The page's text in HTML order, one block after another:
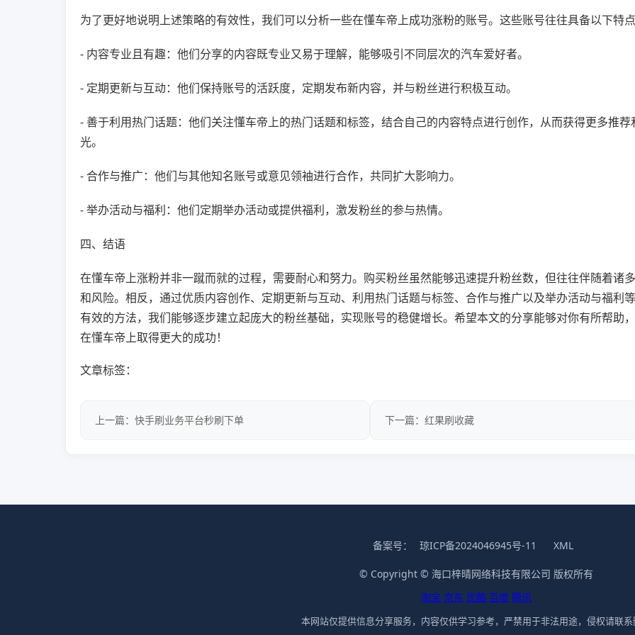
为了更好地说明上述策略的有效性，我们可以分析一些在懂车帝上成功涨粉的账号。这些账号往往具备以下特点
- 内容专业且有趣：他们分享的内容既专业又易于理解，能够吸引不同层次的汽车爱好者。
- 定期更新与互动：他们保持账号的活跃度，定期发布新内容，并与粉丝进行积极互动。
- 善于利用热门话题：他们关注懂车帝上的热门话题和标签，结合自己的内容特点进行创作，从而获得更多推荐
光。
- 合作与推广：他们与其他知名账号或意见领袖进行合作，共同扩大影响力。
- 举办活动与福利：他们定期举办活动或提供福利，激发粉丝的参与热情。
四、结语
在懂车帝上涨粉并非一蹴而就的过程，需要耐心和努力。购买粉丝虽然能够迅速提升粉丝数，但往往伴随着诸
和风险。相反，通过优质内容创作、定期更新与互动、利用热门话题与标签、合作与推广以及举办活动与福利
有效的方法，我们能够逐步建立起庞大的粉丝基础，实现账号的稳健增长。希望本文的分享能够对你有所帮助
在懂车帝上取得更大的成功！
文章标签：
上一篇：快手刷业务平台秒刷下单 下一篇：红果刷收藏
备案号： 琼ICP备2024046945号-11 XML
© Copyright © 海口梓晴网络科技有限公司 版权所有
淘宝 京东 优酷 百度 腾讯
本网站仅提供信息分享服务，内容仅供学习参考，严禁用于非法用途，侵权请联